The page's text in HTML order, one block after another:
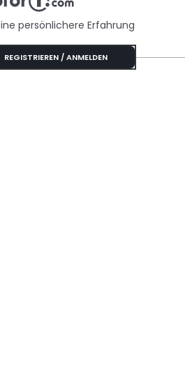
Specials
persönlichere Erfahrung
REGISTRIEREN / ANMELDEN